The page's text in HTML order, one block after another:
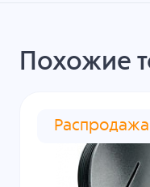
Похожие
Распродажа